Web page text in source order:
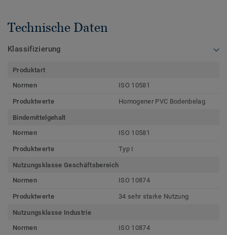
Technische Daten
Klassifizierung
Produktart
Normen
ISO 10581
Produktwerte Homogener PVC Bodenbelag
Bindemittelgehalt
Normen
ISO 10581
Produktwerte Typ I
Nutzungsklasse Geschäftsbereich
Normen
ISO 10874
Produktwerte 34 sehr starke Nutzung
Nutzungsklasse Industrie
Normen
ISO 10874